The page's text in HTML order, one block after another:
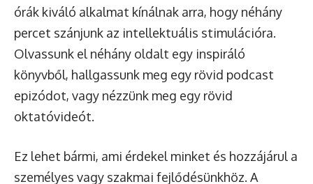
órák kiváló alkalmat kínálnak arra, hogy néhány
percet szánjunk az intellektuális stimulációra.
Olvassunk el néhány oldalt egy inspiráló
könyvből, hallgassunk meg egy rövid podcast
epizódot, vagy nézzünk meg egy rövid
oktatóvideót.
Ez lehet bármi, ami érdekel minket és hozzájárul a
személyes vagy szakmai fejlődésünkhöz. A